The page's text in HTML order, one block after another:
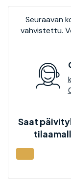
Seuraavan
vahvistettu.
Saat